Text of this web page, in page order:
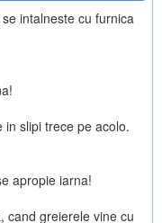
intalneste cu furnica
slipi trece pe acolo.
apropie iarna!
cand greierele vine cu